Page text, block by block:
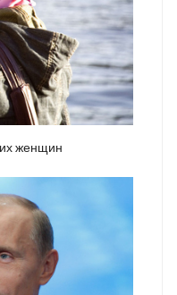
женщин